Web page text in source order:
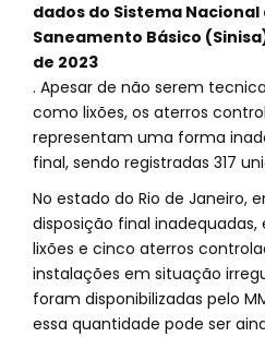
dados do Sistema
Saneamento Básico
de 2023
. Apesar de não serem
como lixões, os aterros
representam uma forma
final, sendo registradas 317
No estado do Rio de Janeiro,
disposição final
lixões e cinco aterros
instalações em situação
foram disponibilizadas pelo
essa quantidade pode ser